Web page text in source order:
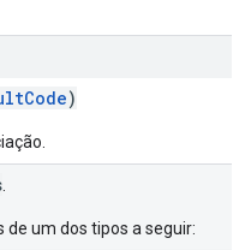
)
de um dos tipos a seguir: